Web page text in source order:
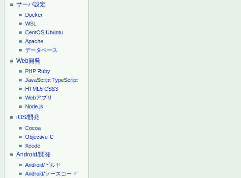
サーバ設定
Docker
WSL
CentOS Ubuntu
Apache
データベース
Web開発
PHP Ruby
JavaScript TypeScript
HTML5 CSS3
Webアプリ
Node.js
iOS/開発
Cocoa
Objective-C
Xcode
Android/開発
Android/ビルド
Android/ソースコード